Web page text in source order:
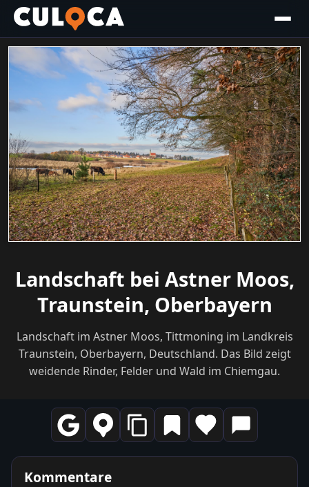
Landschaft bei Astner Moos,
Traunstein, Oberbayern
Landschaft im Astner Moos, Tittmoning im Landkreis
Traunstein, Oberbayern, Deutschland. Das Bild zeigt
weidende Rinder, Felder und Wald im Chiemgau.
Kommentare